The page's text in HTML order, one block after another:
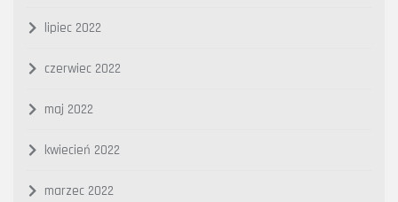
lipiec 2022
czerwiec 2022
maj 2022
kwiecień 2022
marzec 2022